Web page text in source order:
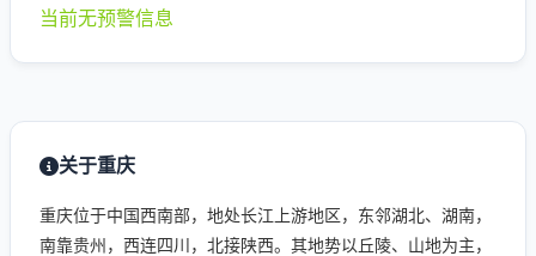
当前无预警信息
关于重庆
重庆位于中国西南部，地处长江上游地区，东邻湖北、湖南，
南靠贵州，西连四川，北接陕西。其地势以丘陵、山地为主，